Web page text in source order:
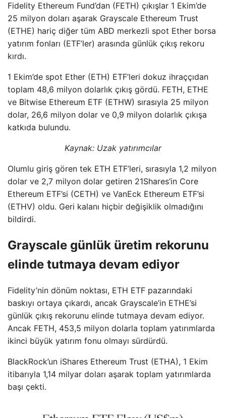
Fidelity Ethereum Fund’dan (FETH) çıkışlar 1 Ekim’de
25 milyon doları aşarak Grayscale Ethereum Trust
(ETHE) hariç diğer tüm ABD merkezli spot Ether borsa
yatırım fonları (ETF’ler) arasında günlük çıkış rekoru
kırdı.
1 Ekim’de spot Ether (ETH) ETF’leri dokuz ihraççıdan
toplam 48,6 milyon dolarlık çıkış gördü. FETH, ETHE
ve Bitwise Ethereum ETF (ETHW) sırasıyla 25 milyon
dolar, 26,6 milyon dolar ve 0,9 milyon dolarlık çıkışa
katkıda bulundu.
Kaynak: Uzak yatırımcılar
Olumlu giriş gören tek ETH ETF’leri, sırasıyla 1,2 milyon
dolar ve 2,7 milyon dolar getiren 21Shares’in Core
Ethereum ETF’si (CETH) ve VanEck Ethereum ETF’si
(ETHV) oldu. Geri kalanı hiçbir değişiklik olmadığını
bildirdi.
Grayscale günlük üretim rekorunu
elinde tutmaya devam ediyor
Fidelity’nin dönüm noktası, ETH ETF pazarındaki
baskıyı ortaya çıkardı, ancak Grayscale’in ETHE’si
günlük çıkış rekorunu elinde tutmaya devam ediyor.
Ancak FETH, 453,5 milyon dolarla toplam yatırımlarda
ikinci büyük yatırım fonu olmayı sürdürdü.
BlackRock’un iShares Ethereum Trust (ETHA), 1 Ekim
itibarıyla 1,14 milyar doları aşarak toplam yatırımlarda
başı çekti.